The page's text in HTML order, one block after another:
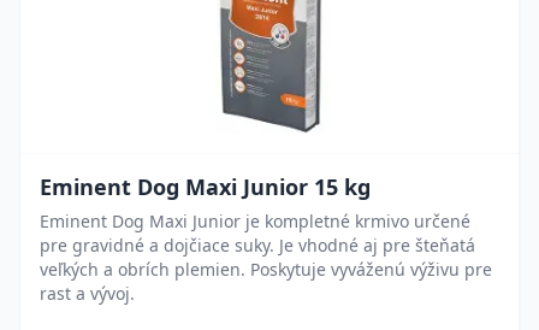
Eminent Dog Maxi Junior 15 kg
Eminent Dog Maxi Junior je kompletné krmivo určené
pre gravidné a dojčiace suky. Je vhodné aj pre šteňatá
veľkých a obrích plemien. Poskytuje vyváženú výživu pre
rast a vývoj.